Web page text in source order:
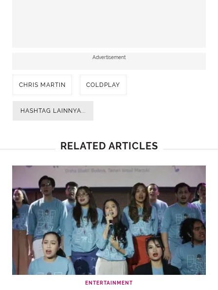
Advertisement
CHRIS MARTIN COLDPLAY
HASHTAG LAINNYA...
RELATED ARTICLES
ENTERTAINMENT